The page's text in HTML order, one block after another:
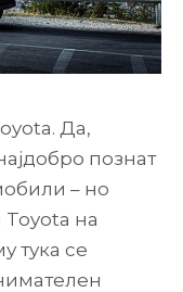
Да,
познат
– но
на
тука се